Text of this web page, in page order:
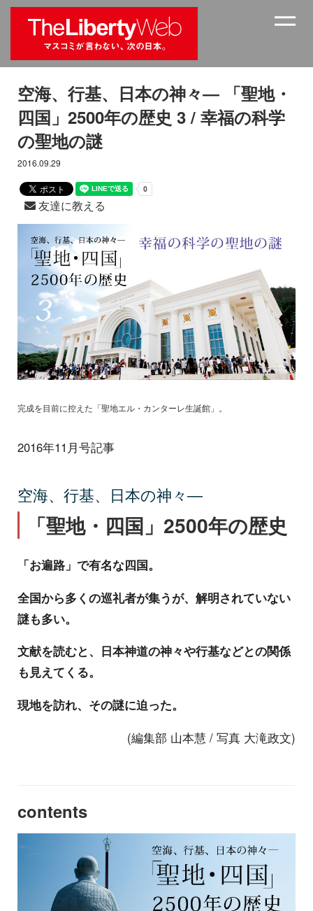
空海、行基、日本の神々― 「聖地・
四国」2500年の歴史 3 / 幸福の科学
の聖地の謎
2016.09.29
友達に教える
完成を目前に控えた「聖地エル・カンターレ生誕館」。
2016年11月号記事
空海、行基、日本の神々―
「聖地・四国」2500年の歴史
「お遍路」で有名な四国。
全国から多くの巡礼者が集うが、解明されていない
謎も多い。
文献を読むと、日本神道の神々や行基などとの関係
も見えてくる。
現地を訪れ、その謎に迫った。
(編集部 山本慧 / 写真 大滝政文)
contents